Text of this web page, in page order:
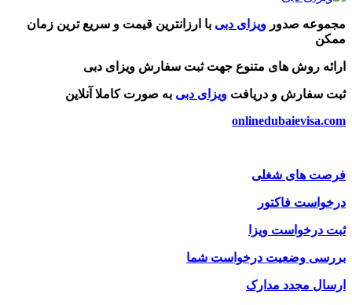
مجموعه صدور ویزای دبی با ارزانترین قیمت و سریع ترین زمان
ممکن
ارائه روش های متنوع جهت ثبت سفارش ویزای دبی
ثبت سفارش و دریافت ویزای دبی به صورت کاملا آنلاین
onlinedubaievisa.com
فرصت های شغلی
درخواست فاکتور
ثبت درخواست ویزا
بررسی وضعیت درخواست شما
ارسال مجدد مدارک